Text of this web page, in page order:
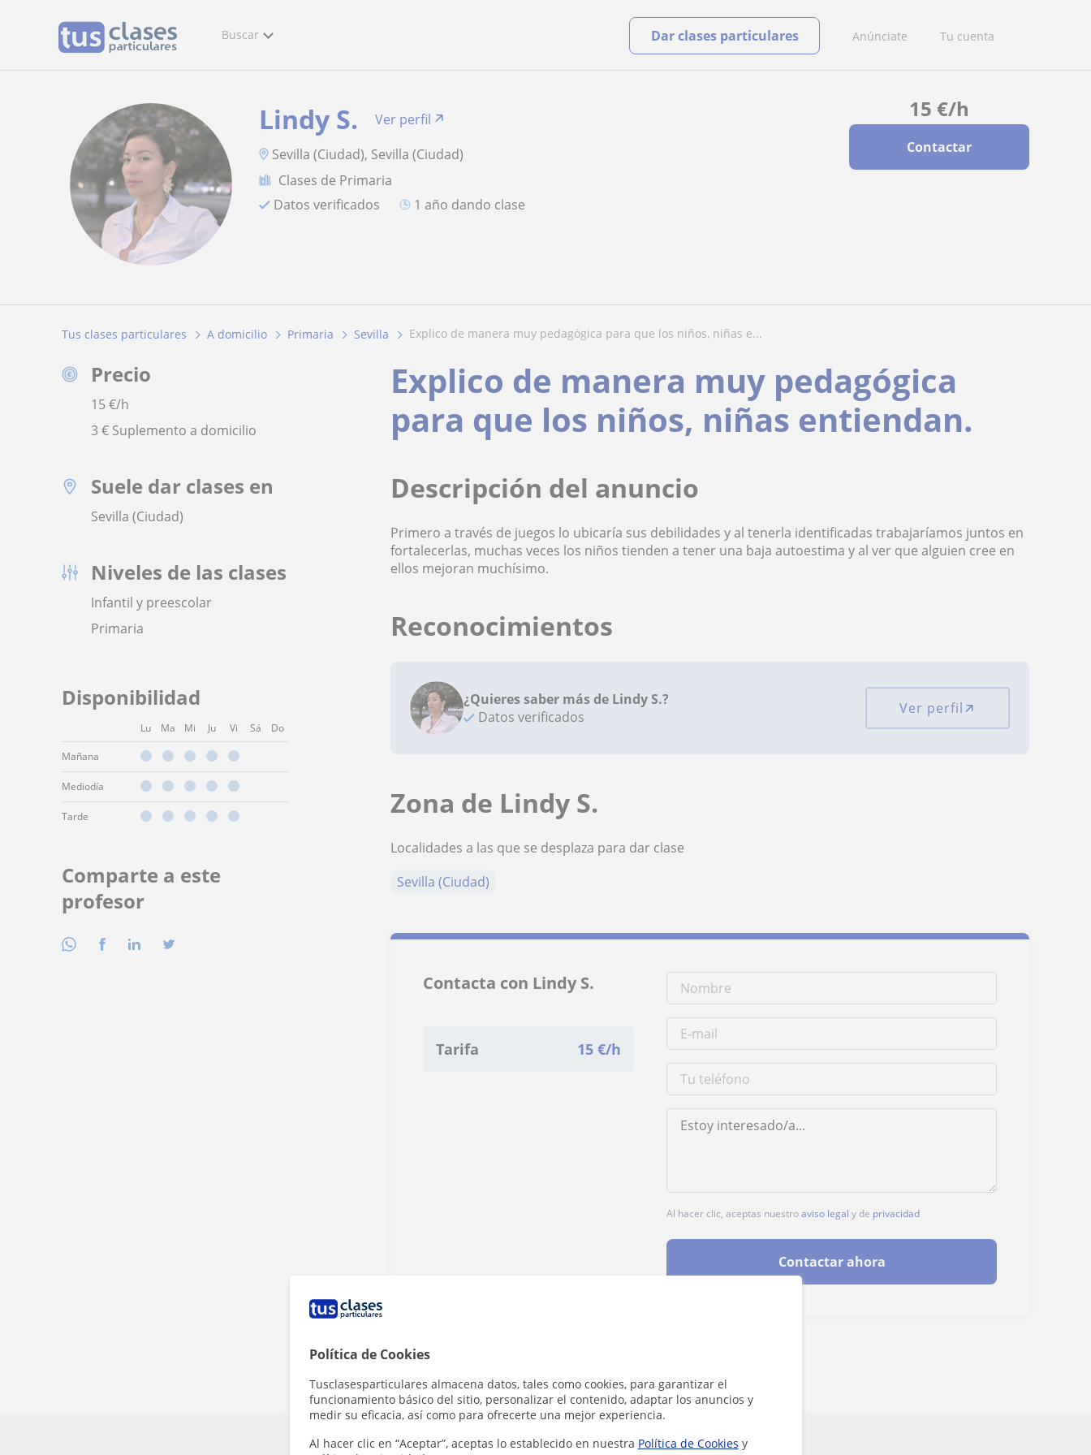
Política de Cookies
Tusclasesparticulares almacena datos, tales como cookies, para garantizar el
funcionamiento básico del sitio, personalizar el contenido, adaptar los anuncios y
medir su eficacia, así como para ofrecerte una mejor experiencia.
Al hacer clic en “Aceptar”, aceptas lo establecido en nuestra Política de Cookies y
Buscar Anúnciate Tu cuenta
Dar clases particulares
15 €/h
Contactar
Lindy S.
Ver perfil
Sevilla (Ciudad), Sevilla (Ciudad)
Clases de Primaria
Datos verificados
1 año dando clase
Tus clases particulares A domicilio Primaria Sevilla explico de manera muy pedagógica para que los niños, niñas e...
Precio
15€/h
3 € Suplemento a domicilio
Suele dar clases en
Sevilla (Ciudad)
Niveles de las clases
Infantil y preescolar
Primaria
Disponibilidad
Lu Ma Mi Ju Vi Sá Do
Mañana
Mediodía
Tarde
Comparte a este
profesor
Explico de manera muy pedagógica
para que los niños, niñas entiendan.
Descripción del anuncio
Primero a través de juegos lo ubicaría sus debilidades y al tenerla identificadas trabajaríamos juntos en
fortalecerlas, muchas veces los niños tienden a tener una baja autoestima y al ver que alguien cree en
ellos mejoran muchísimo.
Reconocimientos
¿Quieres saber más de Lindy S.?
Datos verificados
Ver perfil
Zona de Lindy S.
Localidades a las que se desplaza para dar clase
Sevilla (Ciudad)
Contacta con Lindy S.
Tarifa 15 €/h
Al hacer clic, aceptas nuestroaviso legal y de privacidad
Contactar ahora
¿Hay algún error en este perfil?